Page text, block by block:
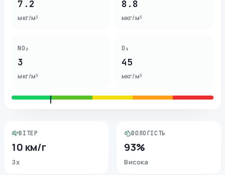
7.2
мкг/м³
8.8
мкг/м³
NO₂
3
мкг/м³
O₃
45
мкг/м³
ВІТЕР
10 км/г
Зх
ВОЛОГІСТЬ
93%
Висока